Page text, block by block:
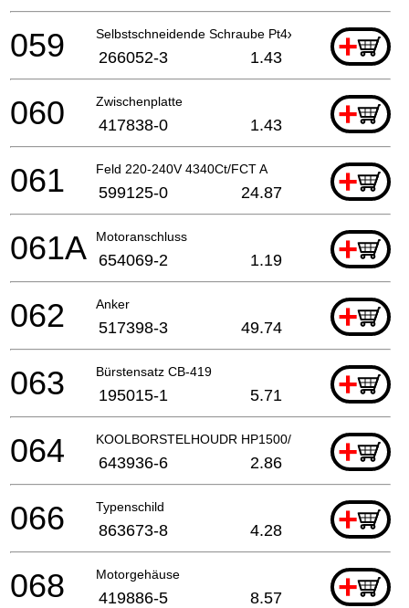
Selbstschneidende Schraube Pt4x60 +
059 266052-3 1.43
Zwischenplatte +
060 417838-0 1.43
Feld 220-240V 4340Ct/FCT A +
061 599125-0 24.87
Motoranschluss +
061A 654069-2 1.19
Anker +
062 517398-3 49.74
Bürstensatz CB-419 +
063 195015-1 5.71
KOOLBORSTELHOUDR HP1500/2040 A +
064 643936-6 2.86
Typenschild +
066 863673-8 4.28
Motorgehäuse +
068 419886-5 8.57